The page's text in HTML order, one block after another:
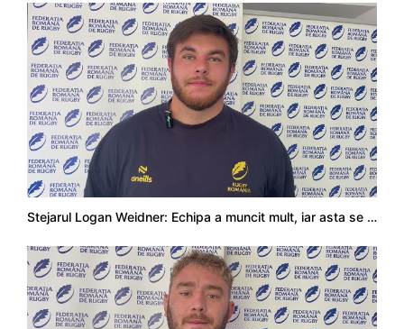
Stejarul Logan Weidner: Echipa a muncit mult, iar asta se va vedea în meciurile de la Nations Cup